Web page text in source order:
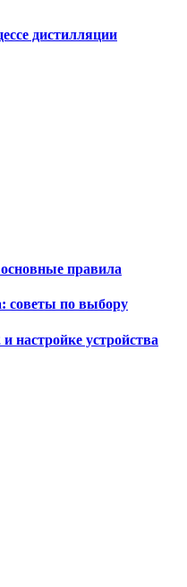
дистилляции
правила
советы по выбору
настройке устройства